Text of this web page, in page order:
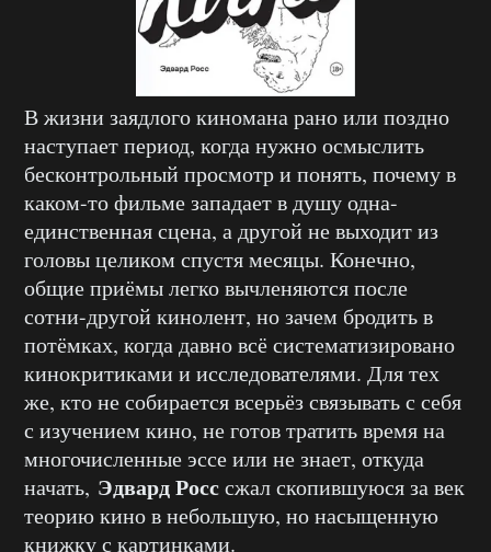
В жизни заядлого киномана рано или поздно
наступает период, когда нужно осмыслить
бесконтрольный просмотр и понять, почему в
каком-то фильме западает в душу одна-
единственная сцена, а другой не выходит из
головы целиком спустя месяцы. Конечно,
общие приёмы легко вычленяются после
сотни-другой кинолент, но зачем бродить в
потёмках, когда давно всё систематизировано
кинокритиками и исследователями. Для тех
же, кто не собирается всерьёз связывать с себя
с изучением кино, не готов тратить время на
многочисленные эссе или не знает, откуда
начать, Эдвард Росссжал скопившуюся за век
теорию кино в небольшую, но насыщенную
книжку с картинками.